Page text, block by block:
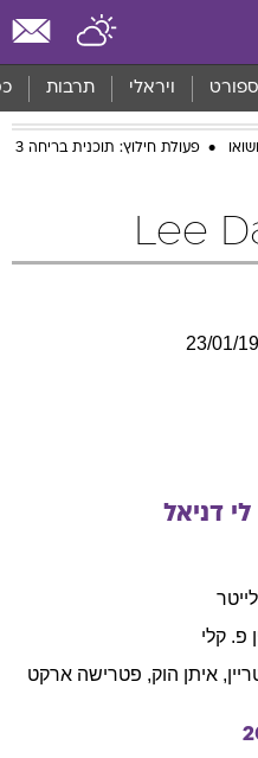
ספורט ויראלי תרבות
פעולת חילוץ: תוכנית בריחה 3
23/01/
לי דניאל
פ. קלי
, איתן הוק, פטרישה ארקט